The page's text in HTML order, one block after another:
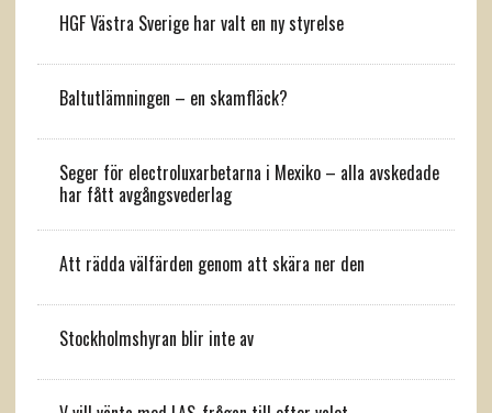
HGF Västra Sverige har valt en ny styrelse
Baltutlämningen – en skamfläck?
Seger för electroluxarbetarna i Mexiko – alla avskedade
har fått avgångsvederlag
Att rädda välfärden genom att skära ner den
Stockholmshyran blir inte av